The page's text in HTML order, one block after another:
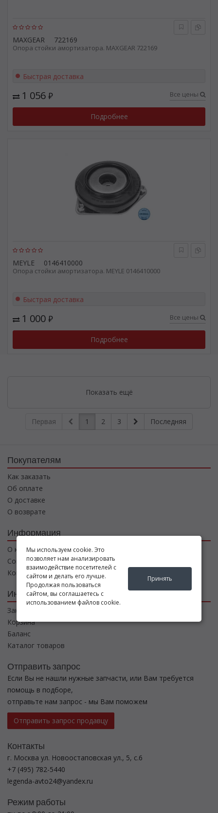
MAXGEAR 722169
Опора стойки амортизатора. MAXGEAR 722169
Быстрая доставка
1 056 ₽ Все цены
Подробнее
MEYLE 0146410000
Опора стойки амортизатора. MEYLE 0146410000
Быстрая доставка
1 000 ₽ Все цены
Подробнее
Показать ещё
Первая 1 2 3 Последняя
Покупателям
Как заказать
Об оплате
О доставке
О возврате
Информация
О компании
Соглашение
Контакты
Интернет магазин
Заказы
Корзина
Баланс
Каталог товаров
Отправить запрос
Если Вы не нашли нужные запчасти, или Вам требуется
помощь в подборе,
отправьте нам запрос - мы Вам поможем
Отправить запрос продавцу
Контакты
г. Москва ул. Новоостаповская ул., 5, с.6
+7 (495) 782-5440
legenda-avto24@yandex.ru
Режим работы
Мы используем cookie. Это
позволяет нам анализировать
взаимодействие посетителей с
сайтом и делать его лучше.
Продолжая пользоваться
сайтом, вы соглашаетесь с
использованием файлов cookie.
Принять